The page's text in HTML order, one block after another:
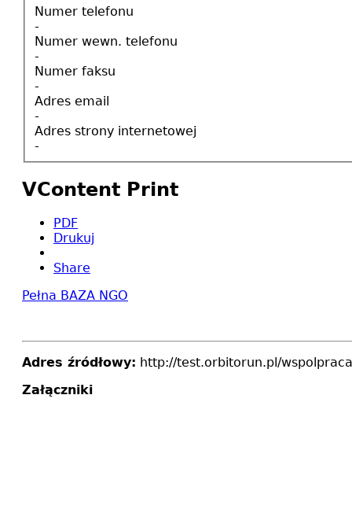
Numer telefonu
-
Numer wewn. telefonu
-
Numer faksu
-
Adres email
-
Adres strony internetowej
-
VContent Print
PDF
Drukuj
Share
Pełna BAZA NGO
Adres źródłowy: http://test.orbitorun.pl/
Załączniki